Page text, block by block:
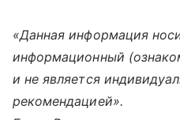
«Данная информация
информационный
и не является
рекомендацией».